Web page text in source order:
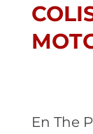
En The